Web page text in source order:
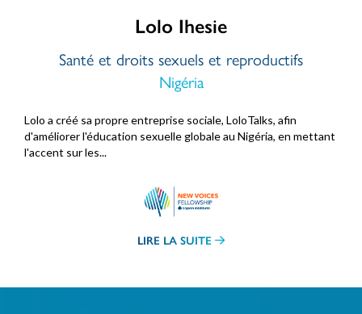
Lolo Ihesie
Santé et droits sexuels et reproductifs
Nigéria
Lolo a créé sa propre entreprise sociale, LoloTalks, afin
d'améliorer l'éducation sexuelle globale au Nigéria, en mettant
l'accent sur les...
LIRE LA SUITE